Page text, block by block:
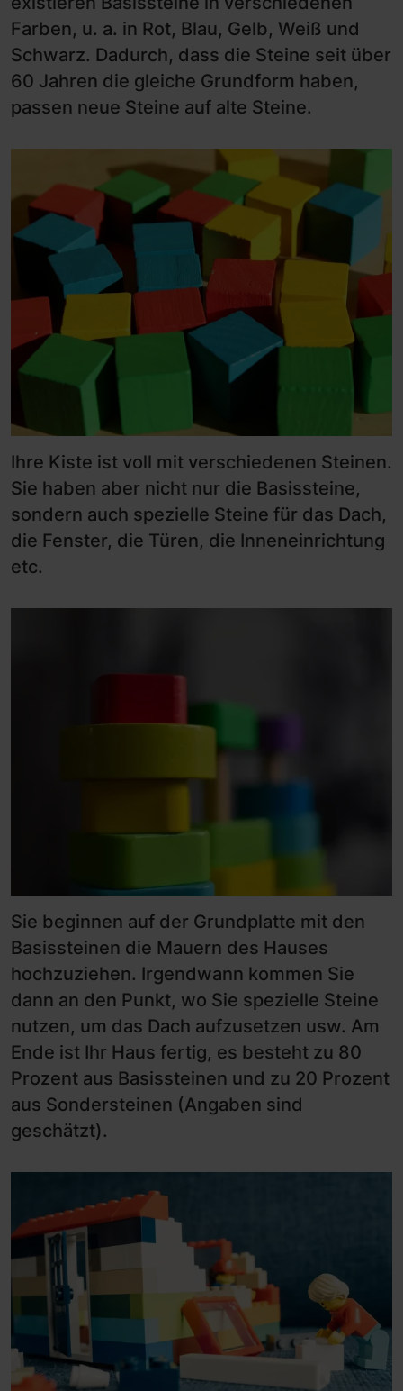
Farben, u. a. in Rot, Blau, Gelb, Weiß und
Schwarz. Dadurch, dass die Steine seit über
60 Jahren die gleiche Grundform haben,
passen neue Steine auf alte Steine.
Ihre Kiste ist voll mit verschiedenen Steinen.
Sie haben aber nicht nur die Basissteine,
sondern auch spezielle Steine für das Dach,
die Fenster, die Türen, die Inneneinrichtung
etc.
Sie beginnen auf der Grundplatte mit den
Basissteinen die Mauern des Hauses
hochzuziehen. Irgendwann kommen Sie
dann an den Punkt, wo Sie spezielle Steine
nutzen, um das Dach aufzusetzen usw. Am
Ende ist Ihr Haus fertig, es besteht zu 80
Prozent aus Basissteinen und zu 20 Prozent
aus Sondersteinen (Angaben sind
geschätzt).